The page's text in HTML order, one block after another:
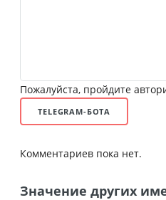
Пожалуйста, пройдите
TELEGRAM-БОТА
Комментариев пока нет.
Значение других